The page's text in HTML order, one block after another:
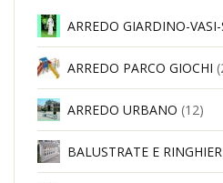
ARREDO GIARDINO-
ARREDO PARCO GIOCHI
ARREDO URBANO (12)
BALUSTRATE E